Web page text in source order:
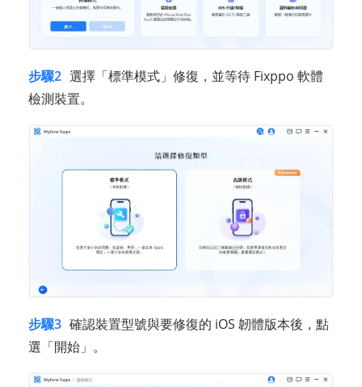
步驟2 選擇「標準模式」修復，並等待 Fixppo 軟體
檢測裝置。
步驟3 確認裝置型號與要修復的 iOS 韌體版本後，點
選「開始」。